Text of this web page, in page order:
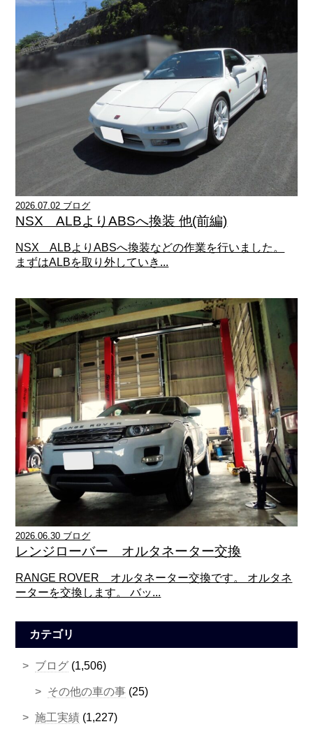
2026.07.02 ブログ
NSX ALBよりABSへ換装 他(前編)
NSX ALBよりABSへ換装などの作業を行いました。
まずはALBを取り外していき...
2026.06.30 ブログ
レンジローバー オルタネーター交換
RANGE ROVER オルタネーター交換です。 オルタネ
ーターを交換します。 バッ...
カテゴリ
ブログ (1,506)
その他の車の事 (25)
施工実績 (1,227)